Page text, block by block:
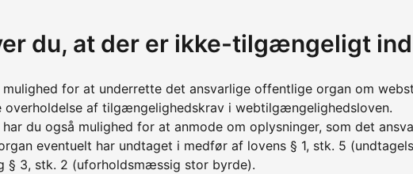
du, at der er ikke-tilgængeligt
mulighed for at underrette det ansvarlige offentlige organ om
overholdelse af tilgængelighedskrav i webtilgængelighedsloven.
du også mulighed for at anmode om oplysninger, som det
eventuelt har undtaget i medfør af lovens § 1, stk. 5
§ 3, stk. 2 (uforholdsmæssig stor byrde).